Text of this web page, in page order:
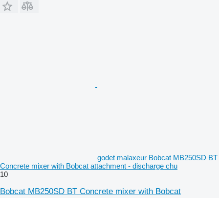
godet malaxeur Bobcat MB250SD BT
Concrete mixer with Bobcat attachment - discharge chu
10
Bobcat MB250SD BT Concrete mixer with Bobcat